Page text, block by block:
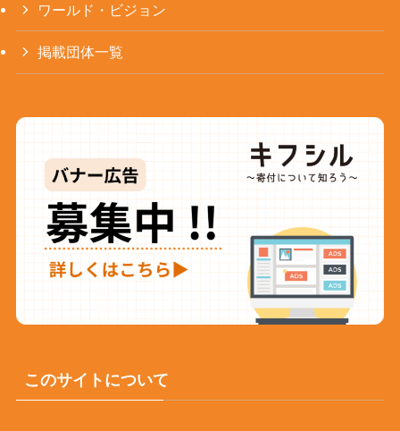
ワールド・ビジョン
掲載団体一覧
このサイトについて